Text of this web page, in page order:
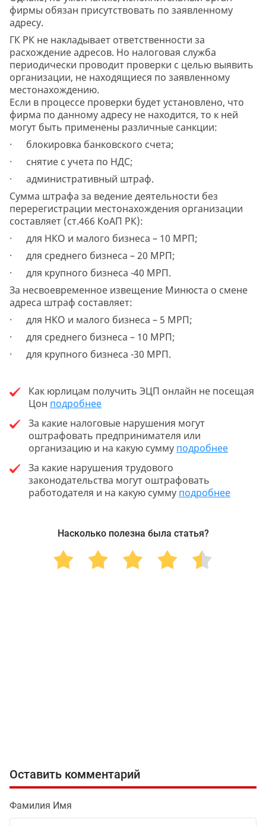
фирмы обязан присутствовать по заявленному
адресу.
ГК РК не накладывает ответственности за
расхождение адресов. Но налоговая служба
периодически проводит проверки с целью выявить
организации, не находящиеся по заявленному
местонахождению.
Если в процессе проверки будет установлено, что
фирма по данному адресу не находится, то к ней
могут быть применены различные санкции:
· блокировка банковского счета;
· снятие с учета по НДС;
· административный штраф.
Сумма штрафа за ведение деятельности без
перерегистрации местонахождения организации
составляет (ст.466 КоАП РК):
· для НКО и малого бизнеса – 10 МРП;
· для среднего бизнеса – 20 МРП;
· для крупного бизнеса -40 МРП.
За несвоевременное извещение Минюста о смене
адреса штраф составляет:
· для НКО и малого бизнеса – 5 МРП;
· для среднего бизнеса – 10 МРП;
· для крупного бизнеса -30 МРП.
Как юрлицам получить ЭЦП онлайн не посещая
Цон подробнее
За какие налоговые нарушения могут
оштрафовать предпринимателя или
организацию и на какую сумму подробнее
За какие нарушения трудового
законодательства могут оштрафовать
работодателя и на какую сумму подробнее
Насколько полезна была статья?
Оставить комментарий
Фамилия Имя